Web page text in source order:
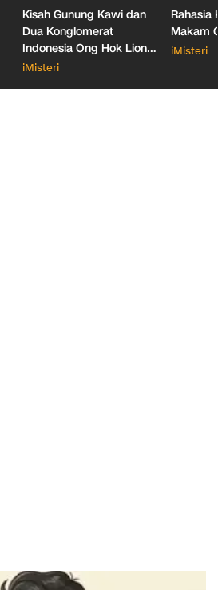
Kisah Gunung Kawi dan
Dua Konglomerat
Indonesia Ong Hok Liong
hingga Liem Sioe Liong
iMisteri
Rahasia
Makam
iMisteri